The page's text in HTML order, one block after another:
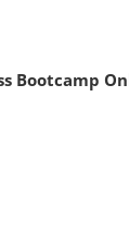
Bootcamp